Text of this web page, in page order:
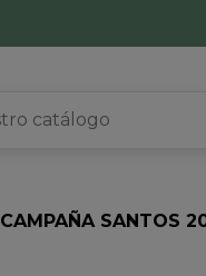
CAMPAÑA SANTOS